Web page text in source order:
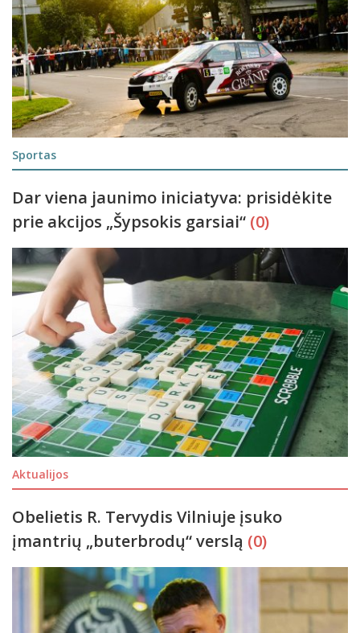
Sportas
Dar viena jaunimo iniciatyva: prisidėkite
prie akcijos „Šypsokis garsiai“ (0)
Aktualijos
Obelietis R. Tervydis Vilniuje įsuko
įmantrių „buterbrodų“ verslą (0)